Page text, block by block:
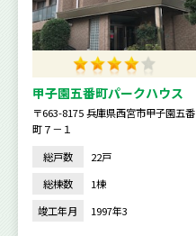
甲子園五番町パークハウス
〒663-8175 兵庫県西宮市甲子園五番
町７－１
総戸数
22戸
総棟数
1棟
竣工年月
1997年3